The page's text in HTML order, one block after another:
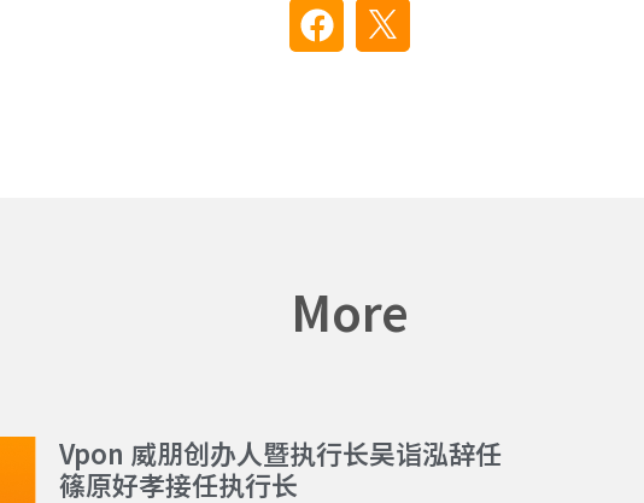
More
Vpon 威朋创办人暨执行长吴诣泓辞任
篠原好孝接任执行长